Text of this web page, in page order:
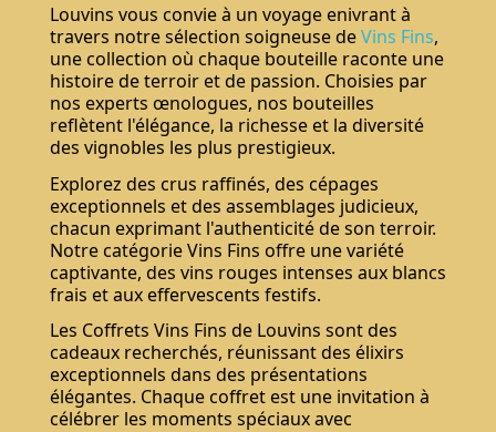
Louvins vous convie à un voyage enivrant à
travers notre sélection soigneuse deVins Fins,
une collection où chaque bouteille raconte une
histoire de terroir et de passion. Choisies par
nos experts œnologues, nos bouteilles
reflètent l'élégance, la richesse et la diversité
des vignobles les plus prestigieux.
Explorez des crus raffinés, des cépages
exceptionnels et des assemblages judicieux,
chacun exprimant l'authenticité de son terroir.
Notre catégorie Vins Fins offre une variété
captivante, des vins rouges intenses aux blancs
frais et aux effervescents festifs.
Les Coffrets Vins Fins de Louvins sont des
cadeaux recherchés, réunissant des élixirs
exceptionnels dans des présentations
élégantes. Chaque coffret est une invitation à
célébrer les moments spéciaux avec